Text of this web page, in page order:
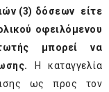
(3) δόσεων είτε
οφειλόμενου
μπορεί να
Η καταγγελία
ως προς τον